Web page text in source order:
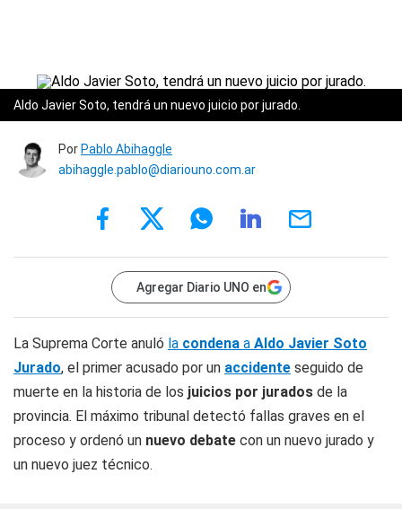
Aldo Javier Soto, tendrá un nuevo juicio por jurado.
Por Pablo Abihaggle
abihaggle.pablo@diariouno.com.ar
Agregar Diario UNO en
La Suprema Corte anuló la condena a Aldo Javier Soto
Jurado, el primer acusado por un accidente seguido de
muerte en la historia de los juicios por jurados de la
provincia. El máximo tribunal detectó fallas graves en el
proceso y ordenó un nuevo debate con un nuevo jurado y
un nuevo juez técnico.